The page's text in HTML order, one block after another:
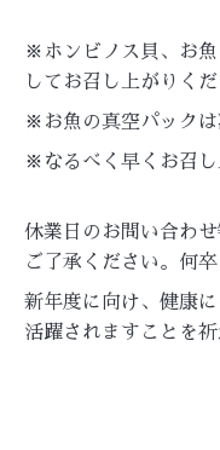
※ホンビノス貝、お
してお召し上がりくだ
※お魚の真空パック
※なるべく早くお召し
休業日のお問い合わ
ご了承ください。何
新年度に向け、健康
活躍されますことを